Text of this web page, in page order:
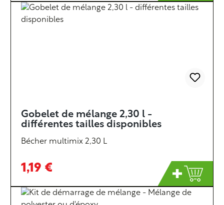
Gobelet de mélange 2,30 l -
différentes tailles disponibles
Bécher multimix 2,30 L
1,19 €